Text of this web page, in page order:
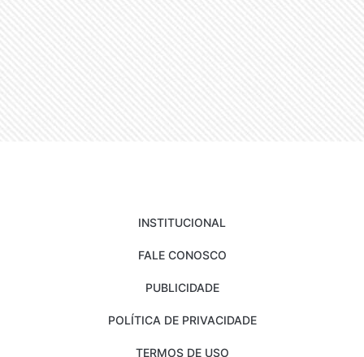
INSTITUCIONAL
FALE CONOSCO
PUBLICIDADE
POLÍTICA DE PRIVACIDADE
TERMOS DE USO